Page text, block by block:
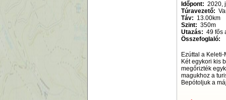
Időpont: 2020,
Túravezető:
Táv: 13.00km
Szint: 350m
Utazás: 49 fős
Összefoglaló:
Ezúttal a
Két egykori kis
megőrizték
magukhoz a
Bepótoljuk a